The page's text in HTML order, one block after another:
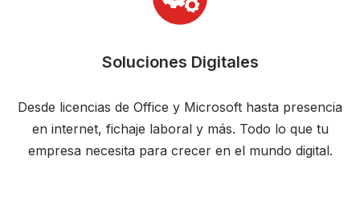
Soluciones Digitales
Desde licencias de Office y Microsoft hasta presencia
en internet, fichaje laboral y más. Todo lo que tu
empresa necesita para crecer en el mundo digital.